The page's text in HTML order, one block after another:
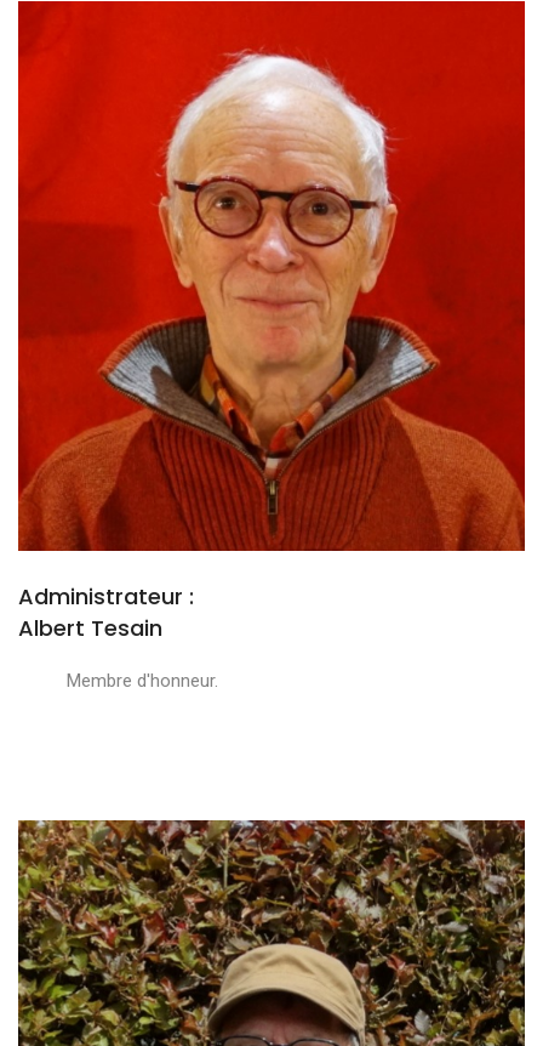
Administrateur :
Albert Tesain
Membre d'honneur.